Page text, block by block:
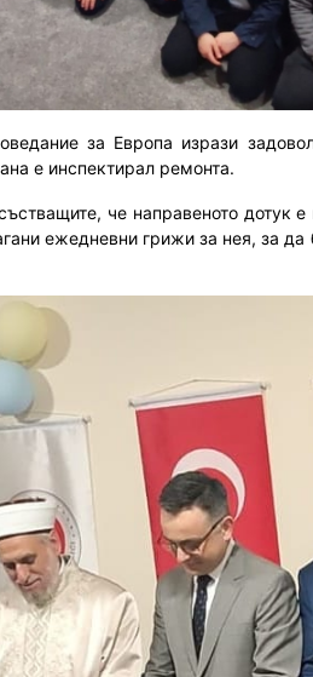
за Европа изрази
е инспектирал ремонта.
че направеното дотук е
ежедневни грижи за нея, за